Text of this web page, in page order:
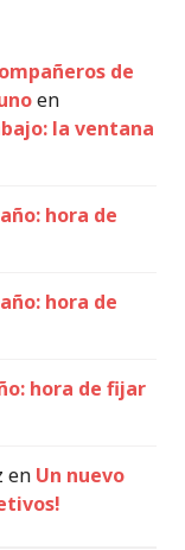
de
en
la ventana
hora de
hora de
hora de fijar
en Un nuevo